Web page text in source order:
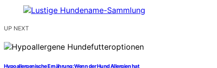
UP NEXT
Hypoallergenische Ernährung: Wenn der Hund Allergien hat